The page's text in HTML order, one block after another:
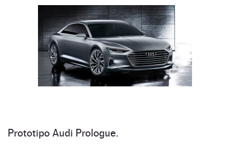
Prototipo Audi Prologue.